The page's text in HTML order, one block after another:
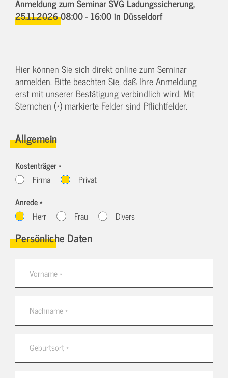
Anmeldung zum Seminar SVG Ladungssicherung,
25.11.2026 08:00 - 16:00in Düsseldorf
Hier können Sie sich direkt online zum Seminar
anmelden. Bitte beachten Sie, daß Ihre Anmeldung
erst mit unserer Bestätigung verbindlich wird. Mit
Sternchen (*) markierte Felder sind Pflichtfelder.
Allgemein
Kostenträger *
Firma
Privat
Anrede *
Herr
Frau Divers
Persönliche Daten